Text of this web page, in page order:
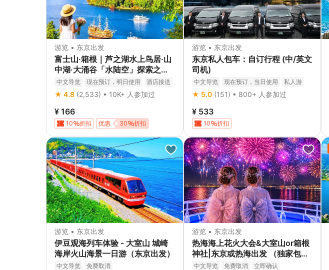
游览 • 东京出发
富士山·箱根｜芦之湖水上鸟居·山
中湖·大涌谷「水陆空」探索之旅
（赠箱根空中缆车）｜东京/新宿
出发
中文导览 现在预订，明日使用
酒店接送
免费取消
立即确认
★ 4.8 (2,533) • 10K+ 人参加过
¥ 166
10 折扣 30 折扣
优惠
游览 • 东京出发
东京私人包车：自订行程 (中/英文
司机)
中文导览 现在预订，当日使用
私人游
私人导览
免费取消 立即确认
★ 5.0 (151) • 800+ 人参加过
¥ 533
10 折扣
游览 • 东京出发
伊豆观海列车体验 - 大室山 城崎
海岸火山海景一日游（东京出发）
中文导览 免费取消
游览 • 东京出发
热海海上花火大会&大室山or箱根
神社|东京或热海出发 （独家包船
观看花火）
中文导览 免费取消 立即确认